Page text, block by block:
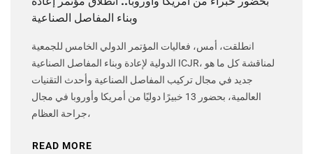
وبناء المفاصل الصناعية
انطلقت، أمس، فعاليات المؤتمر الدولي الخامس للجمعية
الدولية لإعادة وبناء المفاصل الصناعية ICJR، لمناقشة كل ما هو
جديد في مجال تركيب المفاصل الصناعية وأحدث التقنيات
العالمية، بحضور 13 خبيرًا دوليًا من أمريكا وأوروبا في مجال
جراحة العظام،
READ MORE